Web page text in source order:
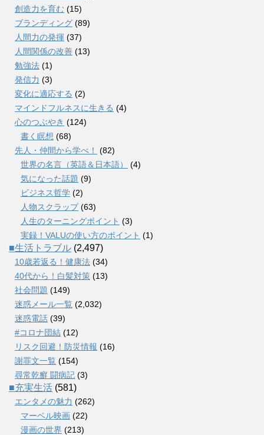
創造力を育む (15)
ブランディング (89)
人間力の発揮 (37)
人間関係の改善 (13)
勉強法 (1)
発信力 (3)
変化に適応する (2)
マインドフルネスに生きる (4)
心のつぶやき (124)
書く瞑想 (68)
先人・仲間から学べ！
(82)
世界の名言（英語＆日本語）
(4)
気になった話題 (9)
ビジネス哲学 (2)
人物スクラップ(63)
人生のターニングポイント (3)
実録！VALUの使い方のポイント (1)
■生活トラブル (2,497)
10歳若返る！健康法 (34)
40代から！白髪対策 (13)
社会問題 (149)
迷惑メール一覧 (2,032)
迷惑電話 (39)
#コロナ団結 (12)
リスク回避！防災情報 (16)
謝罪文一覧 (154)
尋常乾癬 闘病記 (3)
■充実生活 (581)
エンタメの魅力 (262)
マーベル映画 (22)
漫画の世界 (213)